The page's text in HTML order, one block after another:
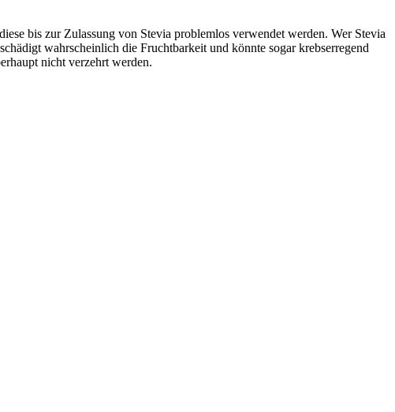
bis zur Zulassung von Stevia problemlos verwendet werden. Wer Stevia
wahrscheinlich die Fruchtbarkeit und könnte sogar krebserregend
nicht verzehrt werden.